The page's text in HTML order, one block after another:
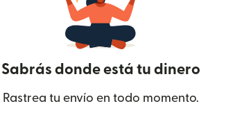
Sabrás donde está tu dinero
Rastrea tu envío en todo momento.